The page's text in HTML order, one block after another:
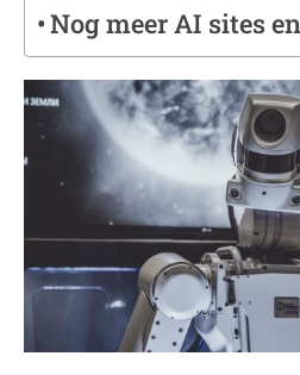
Nog meer AI sites